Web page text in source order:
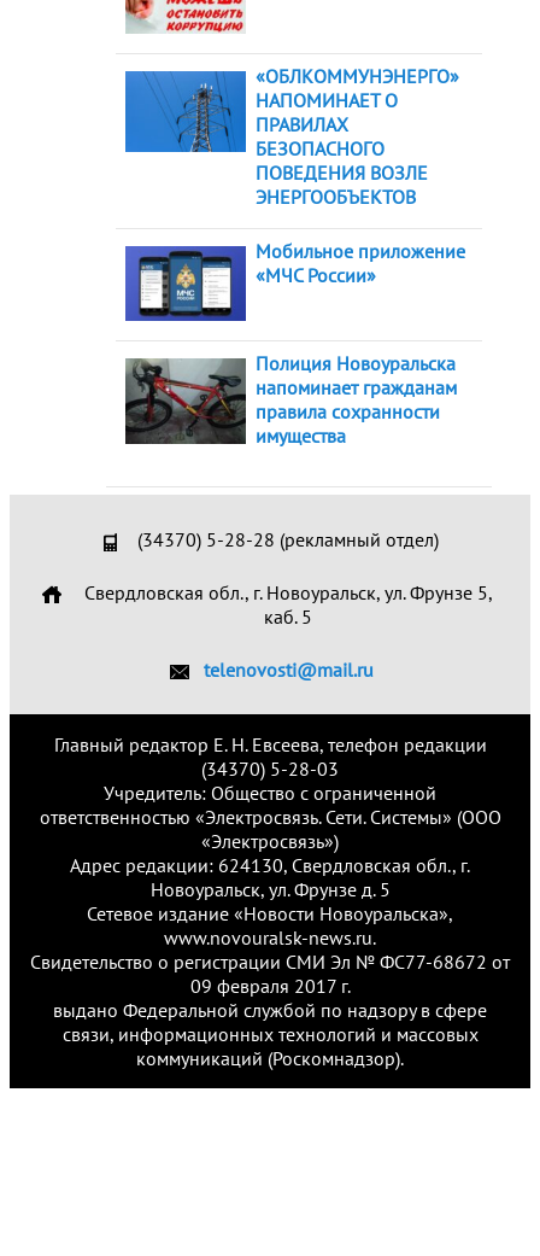
«ОБЛКОММУНЭНЕРГО»
НАПОМИНАЕТ О
ПРАВИЛАХ
БЕЗОПАСНОГО
ПОВЕДЕНИЯ ВОЗЛЕ
ЭНЕРГООБЪЕКТОВ
Мобильное приложение
«МЧС России»
Полиция Новоуральска
напоминает гражданам
правила сохранности
имущества
(34370) 5-28-28 (рекламный отдел)
Свердловская обл., г. Новоуральск, ул. Фрунзе 5,
каб. 5
telenovosti@mail.ru
Главный редактор Е. Н. Евсеева, телефон редакции
(34370) 5-28-03
Учредитель: Общество с ограниченной
ответственностью «Электросвязь. Сети. Системы» (ООО
«Электросвязь»)
Адрес редакции: 624130, Свердловская обл., г.
Новоуральск, ул. Фрунзе д. 5
Сетевое издание «Новости Новоуральска»,
www.novouralsk-news.ru.
Свидетельство о регистрации СМИ Эл № ФС77-68672 от
09 февраля 2017 г.
выдано Федеральной службой по надзору в сфере
связи, информационных технологий и массовых
коммуникаций (Роскомнадзор).